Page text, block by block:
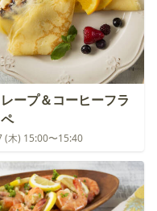
ープ＆コーヒーフラ
(木) 15:00〜15:40